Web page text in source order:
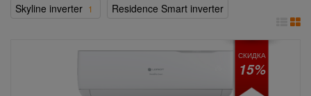
Skyline inverter 1 Residence Smart inverter
СКИДКА
15%